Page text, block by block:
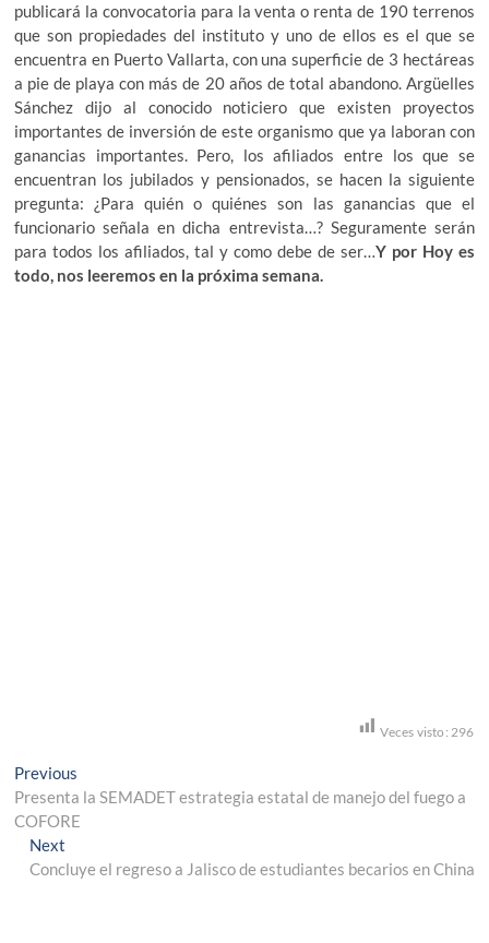
publicará la convocatoria para la venta o renta de 190 terrenos
que son propiedades del instituto y uno de ellos es el que se
encuentra en Puerto Vallarta, con una superficie de 3 hectáreas
a pie de playa con más de 20 años de total abandono. Argüelles
Sánchez dijo al conocido noticiero que existen proyectos
importantes de inversión de este organismo que ya laboran con
ganancias importantes. Pero, los afiliados entre los que se
encuentran los jubilados y pensionados, se hacen la siguiente
pregunta: ¿Para quién o quiénes son las ganancias que el
funcionario señala en dicha entrevista…? Seguramente serán
para todos los afiliados, tal y como debe de ser…Y por Hoy es
todo, nos leeremos en la próxima semana.
Veces visto: 296
Navegación
de
entradas
Previous
post:
Presenta la SEMADET estrategia estatal de manejo del fuego a
COFORE
NextNext
post:
Concluye el regreso a Jalisco de estudiantes becarios en China